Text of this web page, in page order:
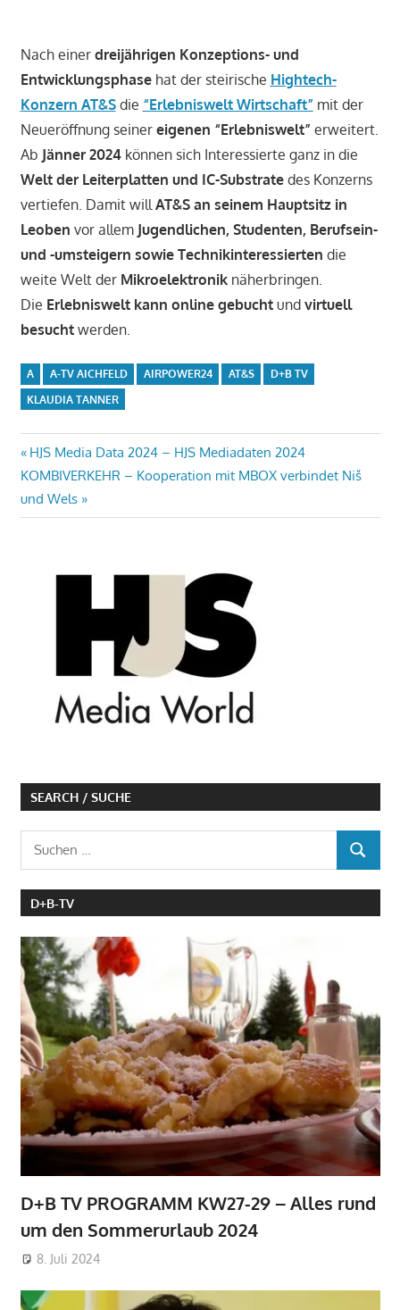
Nach einer dreijährigen Konzeptions- und
Entwicklungsphasehat der steirische Hightech-
Konzern AT&Sdie “Erlebniswelt Wirtschaft” mit der
Neueröffnung seiner eigenen “Erlebniswelt” erweitert.
Ab Jänner 2024 können sich Interessierte ganz in die
Welt der Leiterplatten und IC-Substrate des Konzerns
vertiefen. Damit will AT&S an seinem Hauptsitz in
Leoben vor allem Jugendlichen, Studenten, Berufsein-
und -umsteigern sowie Technikinteressierten die
weite Welt der Mikroelektroniknäherbringen.
Die Erlebniswelt kann online gebuchtund virtuell
besucht werden.
A A-TV AICHFELD AIRPOWER24 AT&S
D+B TV
KLAUDIA TANNER
Beitragsnavigation
Vorheriger
Beitrag:
HJS Media Data 2024 – HJS Mediadaten 2024
Nächster
Beitrag:
KOMBIVERKEHR – Kooperation mit MBOX verbindet Niš
und Wels
SEARCH / SUCHE
Suchen
SUCHEN
D+B-TV
D+B TV PROGRAMM KW27-29 – Alles rund
um den Sommerurlaub 2024
8. Juli 2024